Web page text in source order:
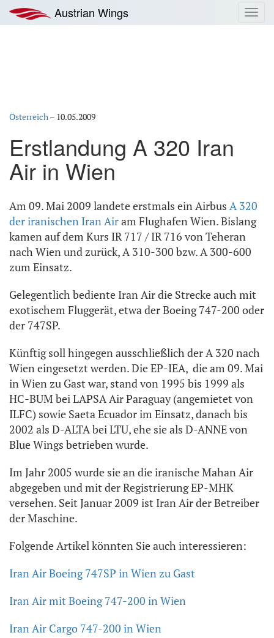
Inhalt
springen
Austrian Wings
Österreich– 10.05.2009
Erstlandung A 320 Iran
Air in Wien
Am 09. Mai 2009 landete erstmals ein Airbus A 320
der iranischen Iran Airam Flughafen Wien. Bislang
kamen auf dem Kurs IR 717 / IR 716 von Teheran
nach Wien und zurück, A 310-300 bzw. A 300-600
zum Einsatz.
Gelegentlich bediente Iran Air die Strecke auch mit
exotischem Fluggerät, etwa der Boeing 747-200 oder
der 747SP.
Künftig soll hingegen ausschließlich der A 320 nach
Wien eingesetzt werden. Die EP-IEA, die am 09. Mai
in Wien zu Gast war, stand von 1995 bis 1999 als
HC-BUM bei LAPSA Air Paraguay (angemietet von
ILFC) sowie Saeta Ecuador im Einsatz, danach bis
2002 als D-ALTA bei LTU, ehe sie als D-ANNE von
Blue Wings betrieben wurde.
Im Jahr 2005 wurde sie an die iranische Mahan Air
abgegeben und mit der Registrierung EP-MHK
versehen. Seit Januar 2009 ist Iran Air der Betreiber
der Maschine.
Folgende Artikel könnten Sie auch interessieren:
Iran Air Boeing 747SP in Wien zu Gast
Iran Air mit Boeing 747-200 in Wien
Iran Air Cargo 747-200 in Wien